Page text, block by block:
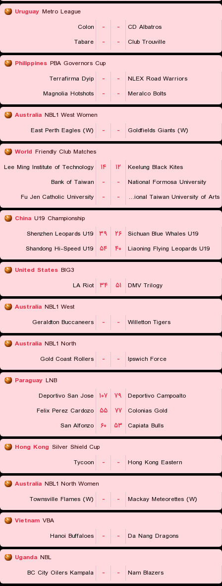
Uruguay Metro League
Colon
- -
CD Albatros
Tabare
- - Club Trouville
Philippines PBA Governors Cup
Terrafirma Dyip
- -
NLEX Road Warriors
Magnolia Hotshots
- - Meralco Bolts
Australia NBL1 West Women
East Perth Eagles (W)
- - Goldfields Giants (W)
World Friendly Club Matches
Lee Ming Institute of Technology
۱۴ ۱۲
Keelung Black Kites
Bank of Taiwan
- -
National Formosa University
Fu Jen Catholic University
- - National Taiwan University of Arts
China U19 Championship
Shenzhen Leopards U19
۳۹ ۲۶
Sichuan Blue Whales U19
Shandong Hi-Speed U19
۵۴ ۴۰ Liaoning Flying Leopards U19
United States BIG3
LA Riot
۳۴ ۵۱ DMV Trilogy
Australia NBL1 West
Geraldton Buccaneers
- - Willetton Tigers
Australia NBL1 North
Gold Coast Rollers
- - Ipswich Force
Paraguay LNB
Deportivo San Jose
۱۰۷ ۷۹
Deportivo Campoalto
Felix Perez Cardozo
۵۵ ۷۷
Colonias Gold
San Alfonzo
۶۰ ۵۳ Capiata Bulls
Hong Kong Silver Shield Cup
Tycoon
- - Hong Kong Eastern
Australia NBL1 North Women
Townsville Flames (W)
- - Mackay Meteorettes (W)
Vietnam VBA
Hanoi Buffaloes
- - Da Nang Dragons
Uganda NBL
BC City Oilers Kampala
- - Nam Blazers